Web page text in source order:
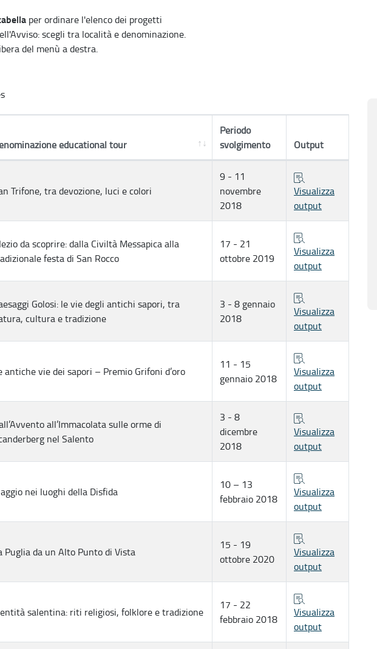
per ordinare l'elenco dei progetti
scegli tra località e denominazione.
del menù a destra.
educational tour
Periodo
svolgimento
Output
Trifone, tra devozione, luci e colori
9 - 11
novembre
2018
Visualizza
output
da scoprire: dalla Civiltà Messapica alla
festa di San Rocco
17 - 21
ottobre 2019
Visualizza
output
Golosi: le vie degli antichi sapori, tra
cultura e tradizione
3 - 8 gennaio
2018
Visualizza
output
antiche vie dei sapori – Premio Grifoni d’oro
11 - 15
gennaio 2018
Visualizza
output
all’Immacolata sulle orme di
nel Salento
3 - 8
dicembre
2018
Visualizza
output
nei luoghi della Disfida
10 – 13
febbraio 2018
Visualizza
output
Puglia da un Alto Punto di Vista
15 - 19
ottobre 2020
Visualizza
output
salentina: riti religiosi, folklore e tradizione
17 - 22
febbraio 2018
Visualizza
output